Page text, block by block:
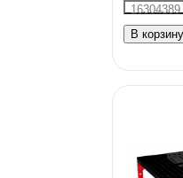
16304389
В корзину